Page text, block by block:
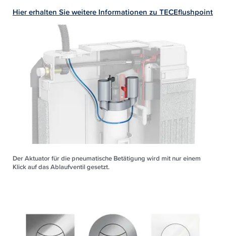
Hier erhalten Sie weitere Informationen zu TECEflushpoint
Der Aktuator für die pneumatische Betätigung wird mit nur einem
Klick auf das Ablaufventil gesetzt.